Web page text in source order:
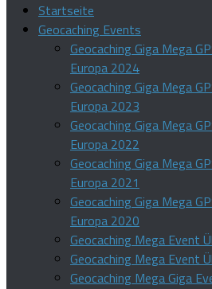
Startseite
Geocaching Events
Geocaching Giga Mega
Europa 2024
Geocaching Giga Mega
Europa 2023
Geocaching Giga Mega
Europa 2022
Geocaching Giga Mega
Europa 2021
Geocaching Giga Mega
Europa 2020
Geocaching Mega Event
Geocaching Mega Event
Geocaching Mega Giga